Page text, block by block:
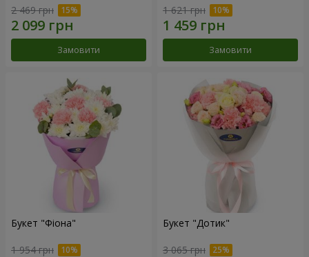
2 469 грн
Замовити
1 621 грн
Замовити
Букет "Фіона"
1 954 грн
Букет "Дотик"
3 065 грн